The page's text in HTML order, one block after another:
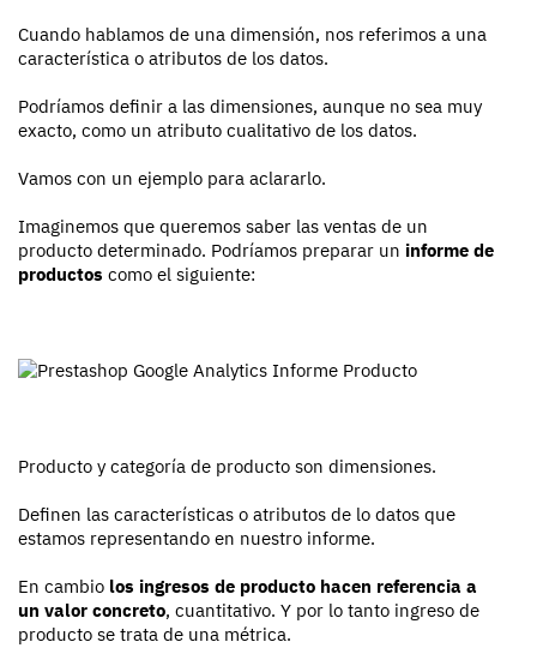
Cuando hablamos de una dimensión, nos referimos a una
característica o atributos de los datos.
Podríamos definir a las dimensiones, aunque no sea muy
exacto, como un atributo cualitativo de los datos.
Vamos con un ejemplo para aclararlo.
Imaginemos que queremos saber las ventas de un
producto determinado. Podríamos preparar un informe de
productos como el siguiente:
Producto y categoría de producto son dimensiones.
Definen las características o atributos de lo datos que
estamos representando en nuestro informe.
En cambio los ingresos de producto hacen referencia a
un valor concreto, cuantitativo. Y por lo tanto ingreso de
producto se trata de una métrica.